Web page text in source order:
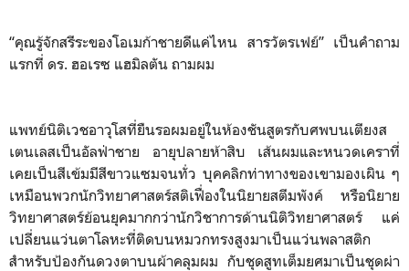
“คุณรู้จักสรีระของโอเมก้าชายดีแค่ไหน สารวัตรเฟย์” เป็นคำถาม
แรกที่ ดร. ฮอเรซ แฮมิลตัน ถามผม
แพทย์นิติเวชอาวุโสที่ยืนรอผมอยู่ในห้องชันสูตรกับศพบนเตียงส
เตนเลสเป็นอัลฟ่าชาย อายุปลายห้าสิบ เส้นผมและหนวดเคราที่
เคยเป็นสีเข้มมีสีขาวแซมจนทั่ว บุคคลิกท่าทางของเขามองเผิน ๆ
เหมือนพวกนักวิทยาศาสตร์สติเฟื่องในนิยายสตีมพังค์ หรือนิยาย
วิทยาศาสตร์ย้อนยุคมากกว่านักวิชาการด้านนิติวิทยาศาสตร์ แค่
เปลี่ยนแว่นตาโลหะที่ติดบนหมวกทรงสูงมาเป็นแว่นพลาสติก
สำหรับป้องกันดวงตาบนผ้าคลุมผม กับชุดสูทเต็มยศมาเป็นชุดผ่า